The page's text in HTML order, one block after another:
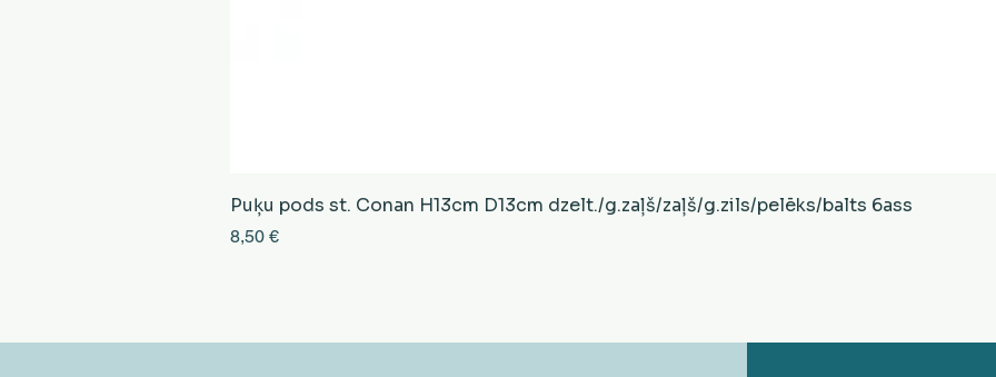
Ātrais skats
Puķu pods st. Conan H13cm D13cm dzelt./g.zaļš/zaļš/g.zils/pelēks/balts 6ass
Cena
8,50 €